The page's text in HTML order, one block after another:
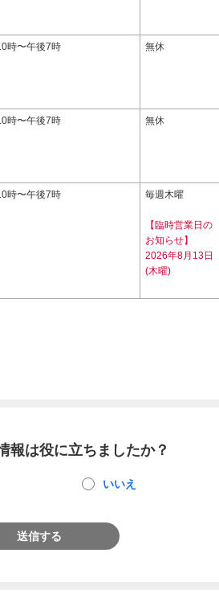
時〜午後7時 無休
時〜午後7時 無休
時〜午後7時 毎週木曜
【臨時営業日の
お知らせ】
2026年8月13日
(木曜)
報は役に立ちましたか？
いいえ
送信する